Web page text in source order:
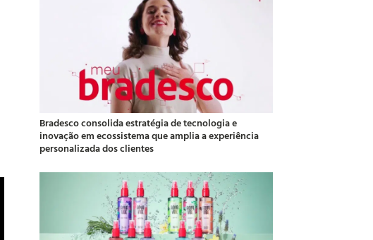
Bradesco consolida estratégia de tecnologia e
inovação em ecossistema que amplia a experiência
personalizada dos clientes